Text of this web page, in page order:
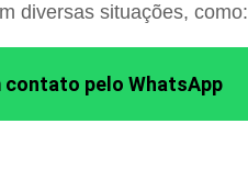
diversas situações, como:
contato pelo WhatsApp